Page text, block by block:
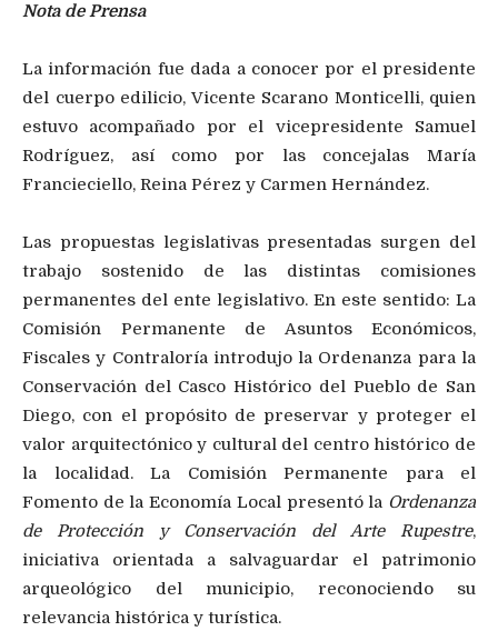
Nota de Prensa
La información fue dada a conocer por el presidente
del cuerpo edilicio, Vicente Scarano Monticelli, quien
estuvo acompañado por el vicepresidente Samuel
Rodríguez, así como por las concejalas María
Francieciello, Reina Pérez y Carmen Hernández.
Las propuestas legislativas presentadas surgen del
trabajo sostenido de las distintas comisiones
permanentes del ente legislativo. En este sentido: La
Comisión Permanente de Asuntos Económicos,
Fiscales y Contraloría introdujo la Ordenanza para la
Conservación del Casco Histórico del Pueblo de San
Diego, con el propósito de preservar y proteger el
valor arquitectónico y cultural del centro histórico de
la localidad. La Comisión Permanente para el
Fomento de la Economía Local presentó la Ordenanza
de Protección y Conservación del Arte Rupestre,
iniciativa orientada a salvaguardar el patrimonio
arqueológico del municipio, reconociendo su
relevancia histórica y turística.